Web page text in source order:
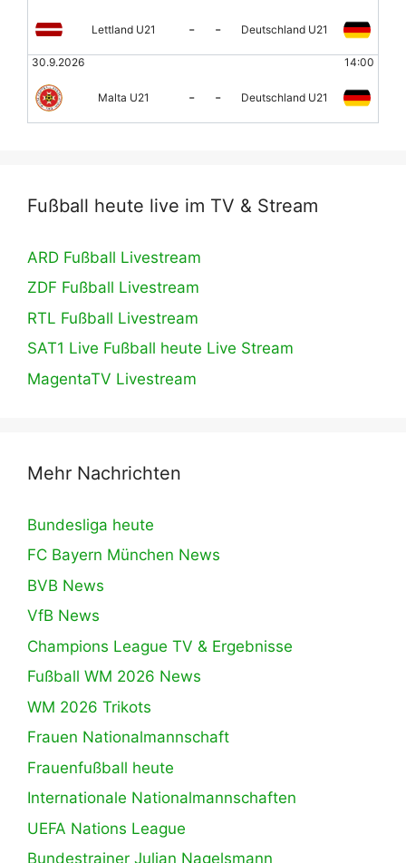
Lettland U21 - - Deutschland U21
30.9.2026 14:00
Malta U21 - - Deutschland U21
Fußball heute live im TV & Stream
ARD Fußball Livestream
ZDF Fußball Livestream
RTL Fußball Livestream
SAT1 Live Fußball heute Live Stream
MagentaTV Livestream
Mehr Nachrichten
Bundesliga heute
FC Bayern München News
BVB News
VfB News
Champions League TV & Ergebnisse
Fußball WM 2026 News
WM 2026 Trikots
Frauen Nationalmannschaft
Frauenfußball heute
Internationale Nationalmannschaften
UEFA Nations League
Bundestrainer Julian Nagelsmann